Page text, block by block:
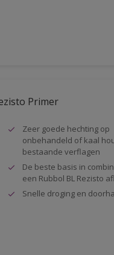
Primer
Zeer goede hechting op
onbehandeld of kaal
bestaande verflagen
De beste basis in
een Rubbol BL Rezisto
Snelle droging en